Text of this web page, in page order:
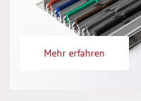
Mehr erfahren